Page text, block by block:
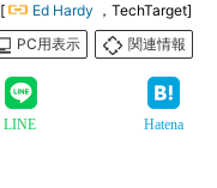
[ Ed Hardy ，TechTarget]
PC用表示
関連情報
LINE Hatena